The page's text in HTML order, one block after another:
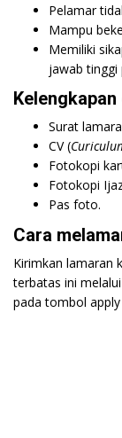
Pelamar
Mampu
Memiliki
jawab tinggi
Surat
CV (
Fotokopi
Fotokopi
Pas foto.
Cara
Kirimkan lamaran
terbatas ini
pada tombol